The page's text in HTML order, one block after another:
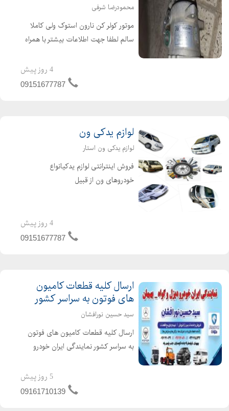
محمودرضا شرفی
موتور کولر کن نارون استوک ولی کاملا
سالم لطفا جهت اطلاعات بیشتر با همراه
4 روز پیش
09151677787
لوازم یدکی ون
لوازم یدکی ون استار
فروش اینترانتی لوازم یدکیانواع
خودروهای ون از قبیل
نارون.لوازم یدکی L300 لوازم جلوبندی ون
دلیکا . لوازم ون میتسوبیش...
4 روز پیش
09151677787
ارسال کلیه قطعات کامیون
های فوتون به سراسر کشور
سید حسین نورافشان
ارسال کلیه قطعات کامیون های فوتون
به سراسر کشور نمایندگی ایران خودرو
جنب پلیس راه نمایندگی ایران خودرو
دیزل کد ۷۲۷ سید حسین نورافشان
5 روز پیش
09161710139